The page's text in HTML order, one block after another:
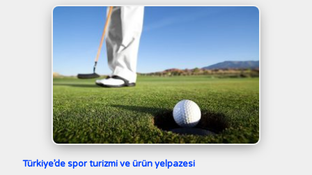
Türkiye’de spor turizmi ve ürün yelpazesi